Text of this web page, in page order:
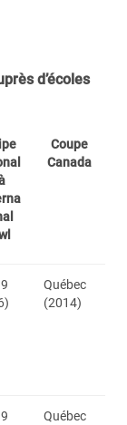
d’écoles
Coupe
Canada
Québec
(2014)
Québec